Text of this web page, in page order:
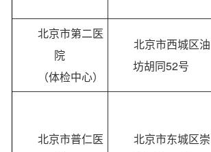
北京市第二医
院
（体检中心）
北京市西城区油
坊胡同52号
北京市普仁医
北京市东城区崇